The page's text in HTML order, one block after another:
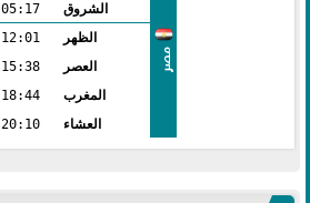
مصر
الشروق
05:17
الظهر
12:01
العصر
15:38
المغرب
18:44
العشاء
20:10